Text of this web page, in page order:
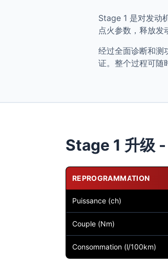
Stage 1 是对发动
点火参数，释放发
经过全面诊断和
证。整个过程可随
Stage 1 升级
REPROGRAMMATION
Puissance (ch)
Couple (Nm)
Consommation (l/100km)